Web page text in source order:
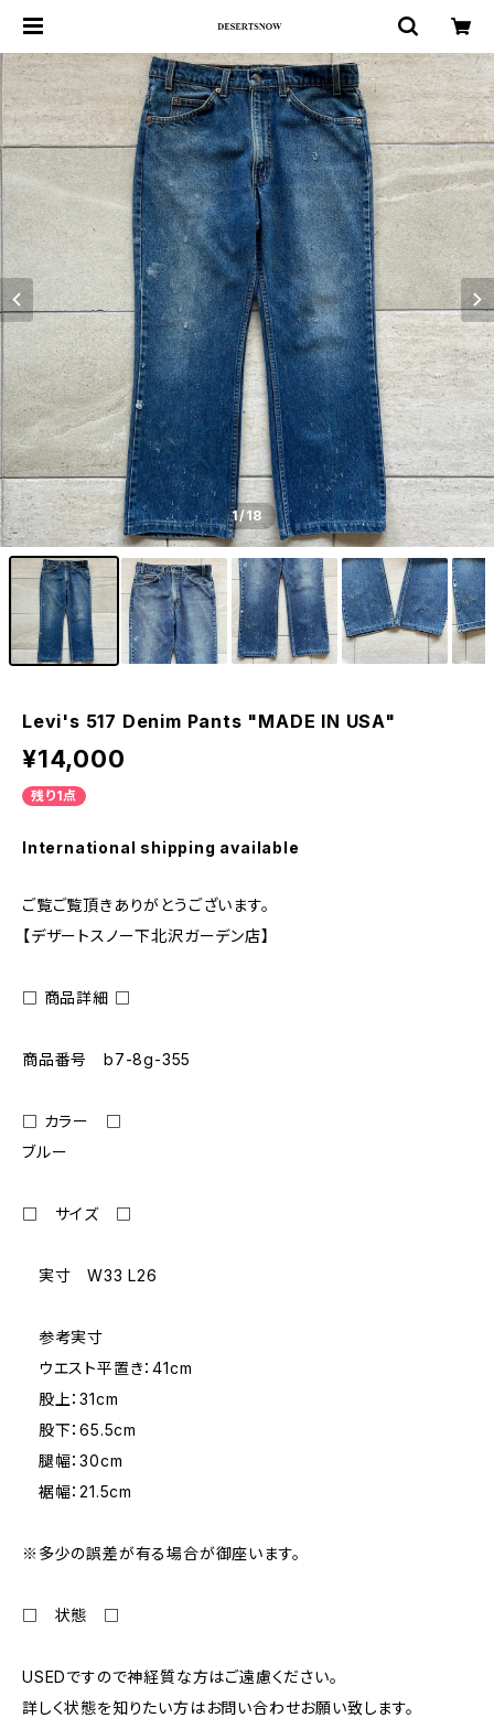
1/18
Levi's 517 Denim Pants "MADE IN USA"
¥14,000
残り1点
International shipping available
ご覧ご覧頂きありがとうございます。
【デザートスノー下北沢ガーデン店】
□ 商品詳細 □
商品番号 b7-8g-355
□ カラー □
ブルー
□ サイズ □
実寸 W33 L26
参考実寸
ウエスト平置き：41cm
股上：31cm
股下：65.5cm
腿幅：30cm
裾幅：21.5cm
※多少の誤差が有る場合が御座います。
□ 状態 □
USEDですので神経質な方はご遠慮ください。
詳しく状態を知りたい方はお問い合わせお願い致します。